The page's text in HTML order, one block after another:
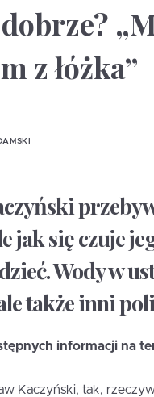
z łóżka”
jak się czuje
Wody w
także inni
informacji na
Kaczyński, tak,